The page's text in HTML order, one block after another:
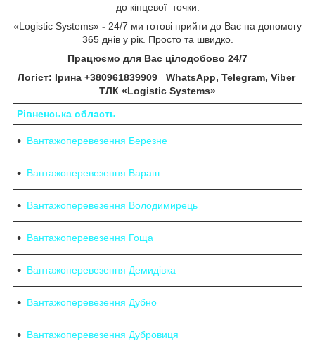
до кінцевої точки.
«Logistic Systems» - 24/7 ми готові прийти до Вас на допомогу
365 днів у рік. Просто та швидко.
Працюємо для Вас цілодобово 24/7
Логіст: Ірина +380961839909 WhatsApp, Telegram, Viber
ТЛК «Logistic Systems»
Рівненська область
Вантажоперевезення Березне
Вантажоперевезення Вараш
Вантажоперевезення Володимирець
Вантажоперевезення Гоща
Вантажоперевезення Демидівка
Вантажоперевезення Дубно
Вантажоперевезення Дубровиця